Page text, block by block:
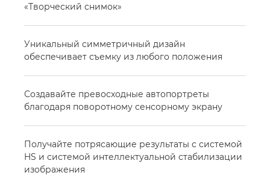
«Творческий снимок»
Уникальный симметричный дизайн
обеспечивает съемку из любого положения
Создавайте превосходные автопортреты
благодаря поворотному сенсорному экрану
Получайте потрясающие результаты с системой
HS и системой интеллектуальной стабилизации
изображения